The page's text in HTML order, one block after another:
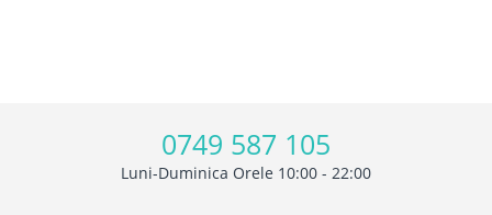
0749 587 105
Luni-Duminica Orele 10:00 - 22:00